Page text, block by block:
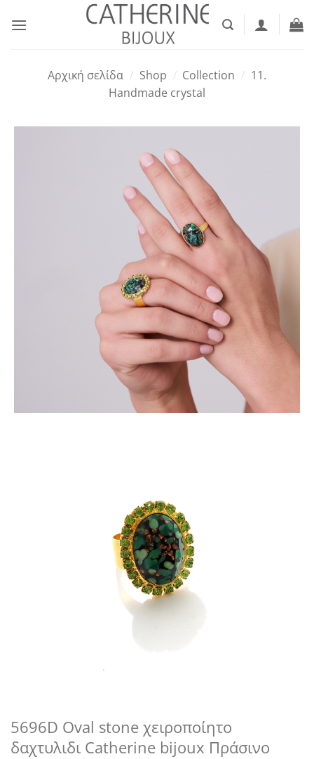
στο
Αρχική σελίδα / Shop / Collection / 11.
Handmade crystal
5696D Oval stone χειροποίητο
δαχτυλιδι Catherine bijoux Πράσινο